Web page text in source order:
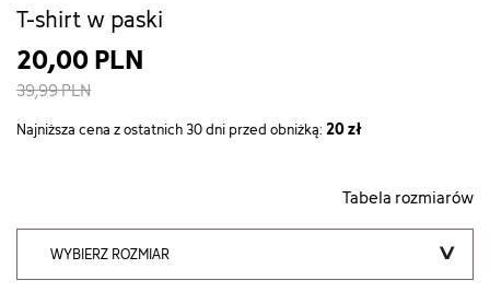
T-shirt w paski
20,00 PLN
39,99 PLN
Najniższa cena z ostatnich 30 dni przed obniżką: 20 zł
Tabela rozmiarów
WYBIERZ ROZMIAR